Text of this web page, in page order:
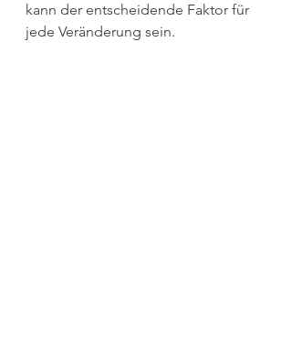
kann der entscheidende Faktor für
jede Veränderung sein.